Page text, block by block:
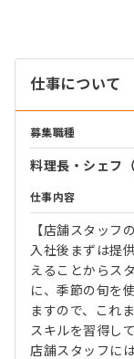
仕事について
募集職種
料理長・シェフ（
仕事内容
【店舗スタッフ
入社後まずは提
えることからス
に、季節の旬を
ますので、これ
スキルを習得し
店舗スタッフに